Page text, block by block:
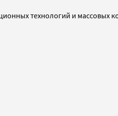
технологий и массовых